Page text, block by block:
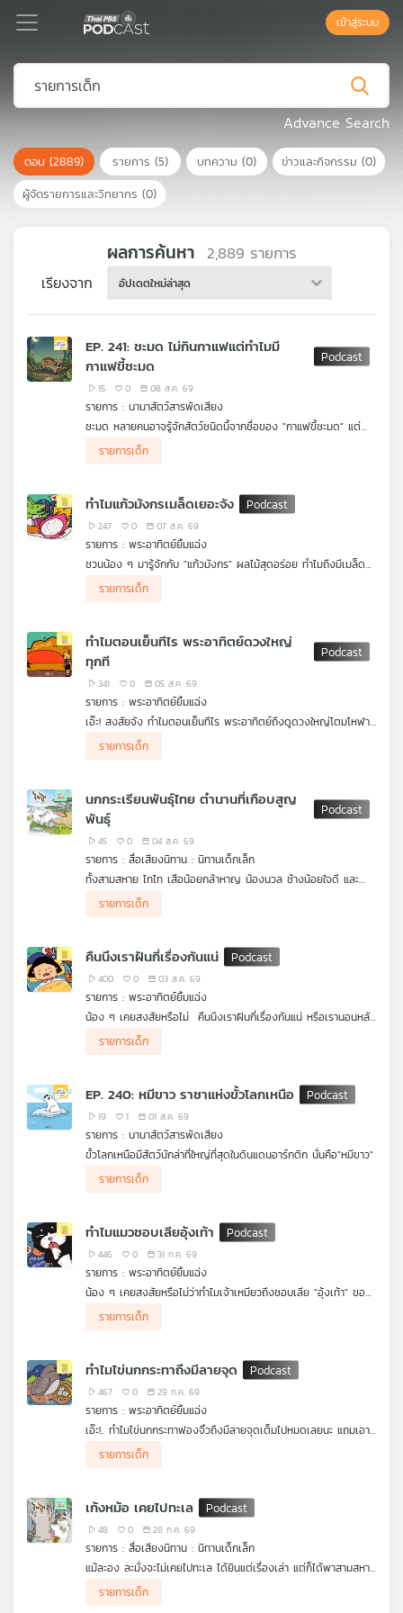
Podcast
เพล
ย์
ลิ
เพล
สต์
บทความ
และ
กิจกรรม
เครือ
เอส
เข้าสู่ระบบ
Advance Search
ตอน (2889) รายการ (5) บทความ (0) ข่าวและกิจกรรม (0)
ผู้จัดรายการและวิทยากร (0)
ผลการค้นหา 2,889 รายการ
เรียงจาก อัปเดตใหม่ล่าสุด
EP. 241: ชะมด ไม่กินกาแฟแต่ทำไมมี
กาแฟขี้ชะมด
15 0 08 ส.ค. 69
รายการ : นานาสัตว์สารพัดเสียง
ชะมด หลายคนอาจรู้จักสัตว์ชนิดนี้จากชื่อของ "กาแฟขี้ชะมด" แต่
จริง ๆ แล้วกาแฟนี้ไม่ได้มาจากขี้ของชะมด แต่ทำไมคนถึงเรียกเช่นนี้
เมื่อครั้งอดีตมีการนำต่อมกลิ่นของชะมดที่เรียกว่า “ไขชะมด” มาทำ
เป็นน้ำหอม เพราะมีกลิ่นหอมหวานละมุนอบอุ่นน่าหลงไหล มีราคาแพง
มาฟังเรื่องราวของชะมด สัตว์ที่มีความพิเศษเฉพาะตัว พร้อมหาคำ
ใด ในรายการ #นานาสัตว์สารพัดเสียง
รายการเด็ก
ทำไมแก้วมังกรเมล็ดเยอะจัง
247 0 07 ส.ค. 69
รายการ : พระอาทิตย์ยิ้มแฉ่ง
ชวนน้อง ๆ มารู้จักกับ "แก้วมังกร" ผลไม้สุดอร่อย ทำไมถึงมีเมล็ดสี
ดำเต็มไปหมดเลยนะ นับเท่าไหร่ก็ไม่หมด แถมเคี้ยวแล้วกรุบ ๆ กรอบ
ๆ อีกต่างหาก เจ้าแก้วมังกรแอบซ่อนเมล็ดไว้เยอะขนาดนี้ทำไมกันนะ
รายการเด็ก
ทำไมตอนเย็นทีไร พระอาทิตย์ดวงใหญ่
ทุกที
341 0 05 ส.ค. 69
รายการ : พระอาทิตย์ยิ้มแฉ่ง
เอ๊ะ! สงสัยจัง ทำไมตอนเย็นทีไร พระอาทิตย์ถึงดูดวงใหญ่โตมโหฬาร
ทุกทีเลย พระอาทิตย์แอบขยับมาใกล้เราหรือกำลังขยายร่างอยู่กันแน่
นะ หรือมี "ความลับบางอย่าง" ซ่อนอยู่? มาร่วมค้นหาคำตอบสุดว้าว
รายการเด็ก
นกกระเรียนพันธุ์ไทย ตำนานที่เกือบสูญ
พันธุ์
45 0 04 ส.ค. 69
รายการ : สื่อเสียงนิทาน : นิทานเด็กเล็ก
ทั้งสามสหาย ไทไท เสือน้อยกล้าหาญ น้องนวล ช้างน้อยใจดี และ
จ๊ะเอ๋ ชะนีจอมซน ได้เดินตามเส้นทางไปทะเล ตามที่ “เก้งหม้อ” บอก
ไว้ จนมาถึงแอ่งน้ำที่เป็นที่อาศัยของ “นกกระเรียนพันธุ์ไทย” ที่รอดจา
ทำให้ทั้งสามจึงได้รู้ว่ามนุษย์มีทั้งดีและไม่ดีต่อสัตว์ป่าและธรรมชาติ
.
ติดตามการเอาตัวรอดเพื่อไปให้ถึงทะเลให้ได้ ใน สื่อเสียงนิทาน ชุด
ไทไทไปทะเล
รายการเด็ก
คืนนึงเราฝันกี่เรื่องกันแน่
400 0 03 ส.ค. 69
รายการ : พระอาทิตย์ยิ้มแฉ่ง
น้อง ๆ เคยสงสัยหรือไม่ คืนนึงเราฝันกี่เรื่องกันแน่ หรือเรานอนหลับ
ยาวแบบไม่ฝันเลย แล้วถ้าสมองแอบฉายฝันให้เราดูจริงๆ ทำไมพอตื่น
เช้ามาความฝันถึงวูบหายไปหมดล่ะ หรือสมองจะมี "ตัวช่วยลับ" ซ่อน
รายการเด็ก
EP. 240: หมีขาว ราชาแห่งขั้วโลกเหนือ
19 1 01 ส.ค. 69
รายการ : นานาสัตว์สารพัดเสียง
ขั้วโลกเหนือมีสัตว์นักล่าที่ใหญ่ที่สุดในดินแดนอาร์กติก นั่นคือ"หมีขาว"
พวกมันมีร่างกายที่ทนทานต่อสภาพอากาศหนาวเย็นได้อย่างน่าทึ่ง ซึ่ง
ขั้วโลกเหนือมีสภาพอากาศหนาวจัด โดยมีอุณหภูมิเฉลี่ยประมาณ
จัดได้ขนาดนี้ ติดตามในรายการนานาสัตว์สารพัดเสียง
รายการเด็ก
ทำไมแมวชอบเลียอุ้งเท้า
446 0 31 ก.ค. 69
รายการ : พระอาทิตย์ยิ้มแฉ่ง
น้อง ๆ เคยสงสัยหรือไม่ว่าทำไมเจ้าเหมียวถึงชอบเลีย "อุ้งเท้า" ของ
ตัวเองอยู่บ่อย ๆ หรือว่าที่อุ้งเท้าจะมีขนมซ่อนอยู่นะ จริง ๆ แล้ว
อุ้งเท้าของน้องแมวก็คือ "ผ้าเช็ดหน้าวิเศษ" ที่เอาไว้เช็ดหน้าเช็ดตาให้
ตอบน่ารัก ๆ ไปพร้อมกันกับรายการพระอาทิตย์ยิ้มแฉ่งได้เลย
รายการเด็ก
ทำไมไข่นกกระทาถึงมีลายจุด
467 0 29 ก.ค. 69
รายการ : พระอาทิตย์ยิ้มแฉ่ง
เอ๊ะ!.. ทำไมไข่นกกระทาฟองจิ๋วถึงมีลายจุดเต็มไปหมดเลยนะ แถมเอา
ไปล้างน้ำก็ไม่ออกด้วยซิ น้องๆรู้หรือไม่ ลายจุดพวกนี้คือ "ชุดพราง
ตัว" สุดเจ๋ง ที่คุณแม่นกตั้งใจสร้างไว้เพื่อปกป้องไข่ใบจิ๋วนั่นเอง ชุด
กับรายการพระอาทิตย์ยิ้มแฉ่งได้เลย
รายการเด็ก
เก้งหม้อ เคยไปทะเล
48 0 28 ก.ค. 69
รายการ : สื่อเสียงนิทาน : นิทานเด็กเล็ก
แม้ละอง ละมั่งจะไม่เคยไปทะเล ได้ยินแต่เรื่องเล่า แต่ก็ได้พาสามสหาย
ไทไท เสือน้อยกล้าหาญ น้องนวล ช้างน้อยใจดี และจ๊ะเอ๋ ชะนีจอมซน
ไปพบกับ “เก้งหม้อ” ผู้ที่เคยไปเห็นทะเลมาแล้ว เพื่อหาเส้นทางไปทะเล
รายการเด็ก